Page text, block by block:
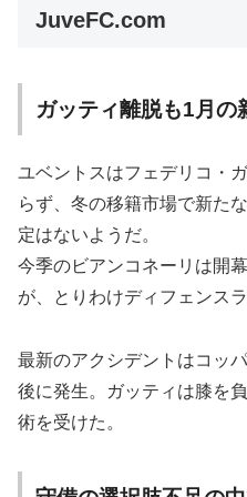
JuveFC.com
ガッティ離脱も1月の
ユベントスはフェデリコ・
らず、冬の移籍市場で新た
定はないようだ。
今季のビアンコネーリは開
が、とりわけディフェンス
最新のアクシデントはコッ
後に発生。ガッティは膝を
術を受けた。